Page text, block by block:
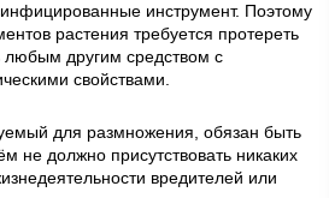
инструмент. Поэтому
растения требуется протереть
любым другим средством с
свойствами.
для размножения, обязан быть
не должно присутствовать никаких
вредителей или